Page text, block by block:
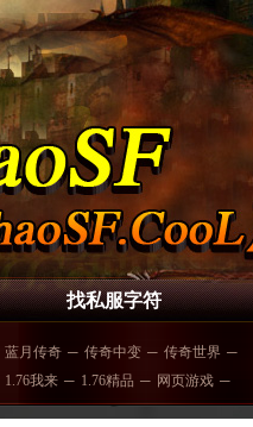
找私服字符
蓝月传奇 ─ 传奇中变 ─ 传奇世界 ─
1.76我来 ─ 1.76精品 ─ 网页游戏 ─